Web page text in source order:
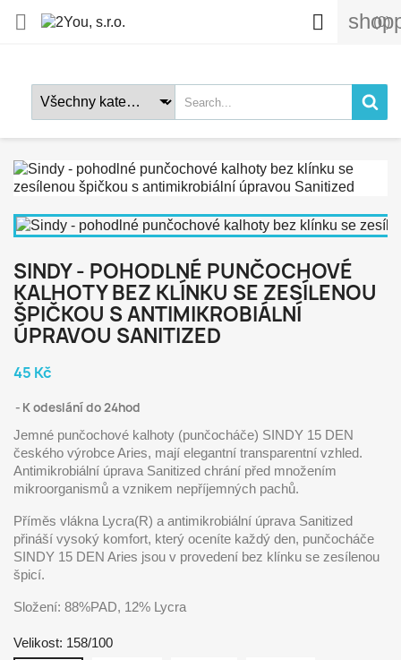
 (0)

SINDY - POHODLNÉ PUNČOCHOVÉ
KALHOTY BEZ KLÍNKU SE ZESÍLENOU
ŠPIČKOU S ANTIMIKROBIÁLNÍ
ÚPRAVOU SANITIZED
45 Kč
K odeslání do 24hod
Jemné punčochové kalhoty (punčocháče) SINDY 15 DEN
českého výrobce Aries, mají elegantní transparentní vzhled.
Antimikrobiální úprava Sanitized chrání před množením
mikroorganismů a vznikem nepříjemných pachů.
Příměs vlákna Lycra(R) a antimikrobiální úprava Sanitized
přináší vysoký komfort, který oceníte každý den, punčocháče
SINDY 15 DEN Aries jsou v provedení bez klínku se zesílenou
špicí.
Složení: 88%PAD, 12% Lycra
Velikost: 158/100